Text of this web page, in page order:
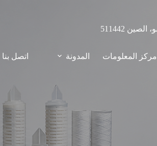
مركز المعلومات المدونة اتصل بنا